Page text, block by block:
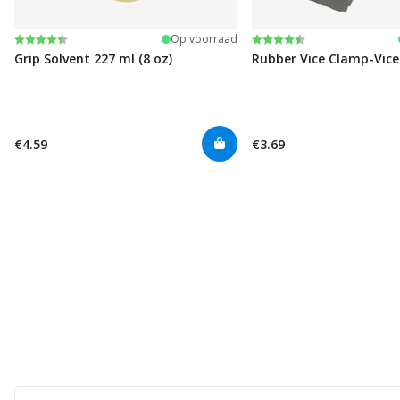
Beoordeling:
4.6 uit 5 sterren Op voorraad
Grip Solvent 227 ml (8 oz)
€4.59
Beoordeling:
4.6 uit 5 sterren
Rubber Vice Clamp-
€3.69